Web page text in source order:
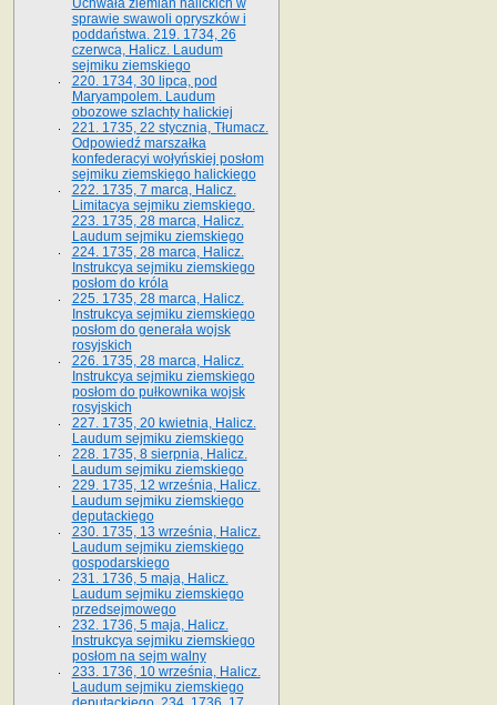
Uchwała ziemian halickich w
sprawie swawoli opryszków i
poddaństwa. 219. 1734, 26
czerwca, Halicz. Laudum
sejmiku ziemskiego
220. 1734, 30 lipca, pod
Maryampolem. Laudum
obozowe szlachty halickiej
221. 1735, 22 stycznia, Tłumacz.
Odpowiedź marszałka
konfederacyi wołyńskiej posłom
sejmiku ziemskiego halickiego
222. 1735, 7 marca, Halicz.
Limitacya sejmiku ziemskiego.
223. 1735, 28 marca, Halicz.
Laudum sejmiku ziemskiego
224. 1735, 28 marca, Halicz.
Instrukcya sejmiku ziemskiego
posłom do króla
225. 1735, 28 marca, Halicz.
Instrukcya sejmiku ziemskiego
posłom do generała wojsk
rosyjskich
226. 1735, 28 marca, Halicz.
Instrukcya sejmiku ziemskiego
posłom do pułkownika wojsk
rosyjskich
227. 1735, 20 kwietnia, Halicz.
Laudum sejmiku ziemskiego
228. 1735, 8 sierpnia, Halicz.
Laudum sejmiku ziemskiego
229. 1735, 12 września, Halicz.
Laudum sejmiku ziemskiego
deputackiego
230. 1735, 13 września, Halicz.
Laudum sejmiku ziemskiego
gospodarskiego
231. 1736, 5 maja, Halicz.
Laudum sejmiku ziemskiego
przedsejmowego
232. 1736, 5 maja, Halicz.
Instrukcya sejmiku ziemskiego
posłom na sejm walny
233. 1736, 10 września, Halicz.
Laudum sejmiku ziemskiego